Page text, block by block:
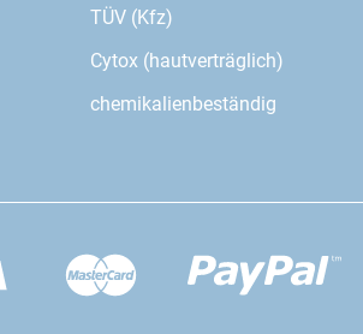
TÜV (Kfz)
Cytox (hautverträglich)
chemikalienbeständig